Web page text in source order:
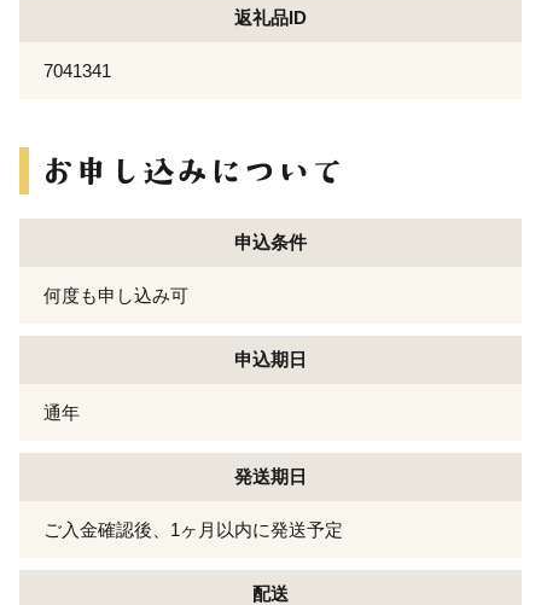
返礼品ID
7041341
申込条件
何度も申し込み可
申込期日
通年
発送期日
ご入金確認後、1ヶ月以内に発送予定
配送